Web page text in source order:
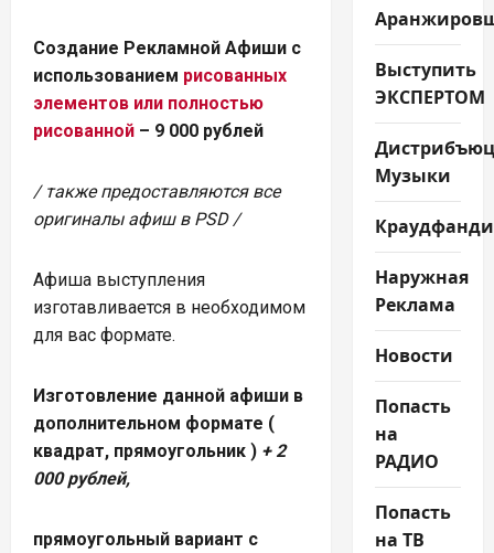
Создание Рекламной Афиши с
использованием рисованных
элементов или полностью
рисованной – 9 000 рублей
/ также предоставляются все
оригиналы афиш в PSD /
Афиша выступления
изготавливается в необходимом
для вас формате.
Изготовление данной афиши в
дополнительном формате (
квадрат, прямоугольник ) + 2
000 рублей,
прямоугольный вариант с
Выступить
ЭКСПЕРТОМ
Музыки
Наружная
Реклама
Новости
Попасть
на
РАДИО
Попасть
на ТВ